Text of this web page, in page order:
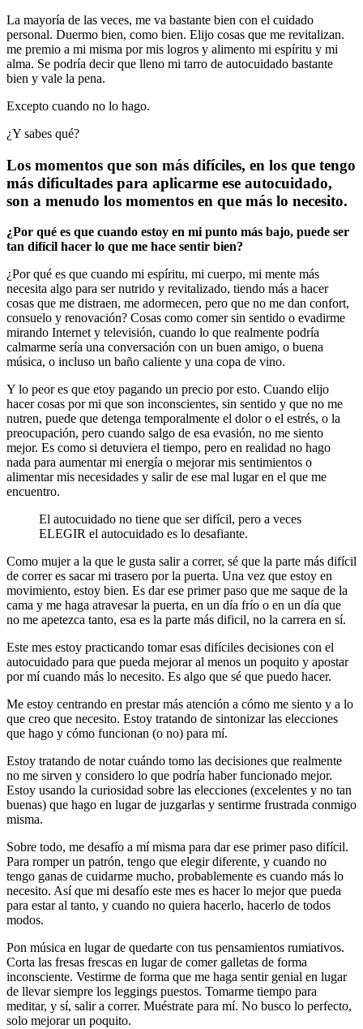
La mayoría de las veces, me va bastante bien con el cuidado
personal. Duermo bien, como bien. Elijo cosas que me revitalizan.
me premio a mi misma por mis logros y alimento mi espíritu y mi
alma. Se podría decir que lleno mi tarro de autocuidado bastante
bien y vale la pena.
Excepto cuando no lo hago.
¿Y sabes qué?
Los momentos que son más difíciles, en los que tengo
más dificultades para aplicarme ese autocuidado,
son a menudo los momentos en que más lo necesito.
¿Por qué es que cuando estoy en mi punto más bajo, puede ser
tan difícil hacer lo que me hace sentir bien?
¿Por qué es que cuando mi espíritu, mi cuerpo, mi mente más
necesita algo para ser nutrido y revitalizado, tiendo más a hacer
cosas que me distraen, me adormecen, pero que no me dan confort,
consuelo y renovación? Cosas como comer sin sentido o evadirme
mirando Internet y televisión, cuando lo que realmente podría
calmarme sería una conversación con un buen amigo, o buena
música, o incluso un baño caliente y una copa de vino.
Y lo peor es que etoy pagando un precio por esto. Cuando elijo
hacer cosas por mi que son inconscientes, sin sentido y que no me
nutren, puede que detenga temporalmente el dolor o el estrés, o la
preocupación, pero cuando salgo de esa evasión, no me siento
mejor. Es como si detuviera el tiempo, pero en realidad no hago
nada para aumentar mi energía o mejorar mis sentimientos o
alimentar mis necesidades y salir de ese mal lugar en el que me
encuentro.
El autocuidado no tiene que ser difícil, pero a veces
ELEGIR el autocuidado es lo desafiante.
Como mujer a la que le gusta salir a correr, sé que la parte más difícil
de correr es sacar mi trasero por la puerta. Una vez que estoy en
movimiento, estoy bien. Es dar ese primer paso que me saque de la
cama y me haga atravesar la puerta, en un día frío o en un día que
no me apetezca tanto, esa es la parte más dificil, no la carrera en sí.
Este mes estoy practicando tomar esas difíciles decisiones con el
autocuidado para que pueda mejorar al menos un poquito y apostar
por mí cuando más lo necesito. Es algo que sé que puedo hacer.
Me estoy centrando en prestar más atención a cómo me siento y a lo
que creo que necesito. Estoy tratando de sintonizar las elecciones
que hago y cómo funcionan (o no) para mí.
Estoy tratando de notar cuándo tomo las decisiones que realmente
no me sirven y considero lo que podría haber funcionado mejor.
Estoy usando la curiosidad sobre las elecciones (excelentes y no tan
buenas) que hago en lugar de juzgarlas y sentirme frustrada conmigo
misma.
Sobre todo, me desafío a mí misma para dar ese primer paso difícil.
Para romper un patrón, tengo que elegir diferente, y cuando no
tengo ganas de cuidarme mucho, probablemente es cuando más lo
necesito. Así que mi desafío este mes es hacer lo mejor que pueda
para estar al tanto, y cuando no quiera hacerlo, hacerlo de todos
modos.
Pon música en lugar de quedarte con tus pensamientos rumiativos.
Corta las fresas frescas en lugar de comer galletas de forma
inconsciente. Vestirme de forma que me haga sentir genial en lugar
de llevar siempre los leggings puestos. Tomarme tiempo para
meditar, y sí, salir a correr. Muéstrate para mí. No busco lo perfecto,
solo mejorar un poquito.